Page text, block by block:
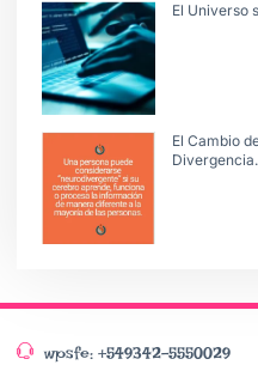
El Universo
El Cambio
Divergencia.
wpsfe: +549342-5550029